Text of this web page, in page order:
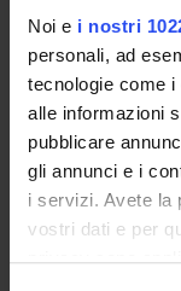
Noi e i nostri
personali, ad
tecnologie come
alle informazioni
pubblicare
gli annunci e i
i servizi. Avete la
vostri dati e per
privacy sono
Professore
Genny Verze'
Gianfelice Cinque
Diamond Light